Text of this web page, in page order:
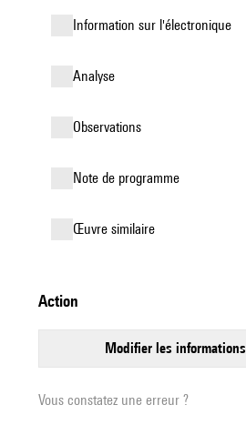
Information sur l'électronique
analyse
observations
Note de programme
œuvre similaire
action
modifier les informations
Vous constatez une erreur ?